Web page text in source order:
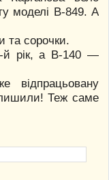
моделі В-849. А
та сорочки.
й рік, а В-140 —
відпрацьовану
Теж саме